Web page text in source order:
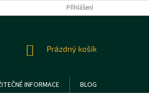
REKLAMACE A VRÁCENÍ ZBOŽÍ
Přihlášení
NÁKUPNÍ
Prázdný košík
INFORMACE
BLOG